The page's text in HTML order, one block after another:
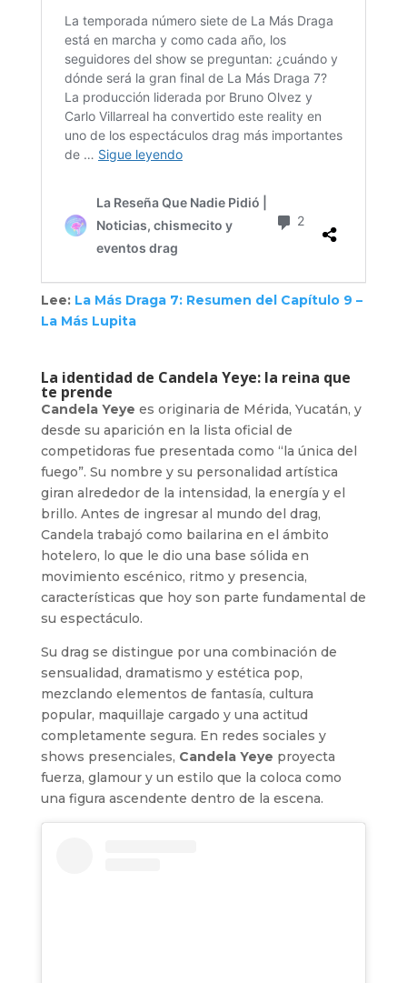
Lee: La Más Draga 7: Resumen del Capítulo 9 –
La Más Lupita
La identidad de Candela Yeye: la reina que
te prende
Candela Yeye es originaria de Mérida, Yucatán, y
desde su aparición en la lista oficial de
competidoras fue presentada como “la única del
fuego”. Su nombre y su personalidad artística
giran alrededor de la intensidad, la energía y el
brillo. Antes de ingresar al mundo del drag,
Candela trabajó como bailarina en el ámbito
hotelero, lo que le dio una base sólida en
movimiento escénico, ritmo y presencia,
características que hoy son parte fundamental de
su espectáculo.
Su drag se distingue por una combinación de
sensualidad, dramatismo y estética pop,
mezclando elementos de fantasía, cultura
popular, maquillaje cargado y una actitud
completamente segura. En redes sociales y
shows presenciales, Candela Yeye proyecta
fuerza, glamour y un estilo que la coloca como
una figura ascendente dentro de la escena.